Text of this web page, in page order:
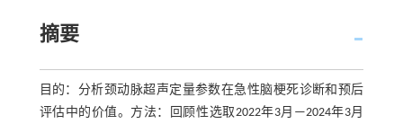
摘要
目的：分析颈动脉超声定量参数在急性脑梗死诊断和预后
评估中的价值。方法：回顾性选取2022年3月—2024年3月